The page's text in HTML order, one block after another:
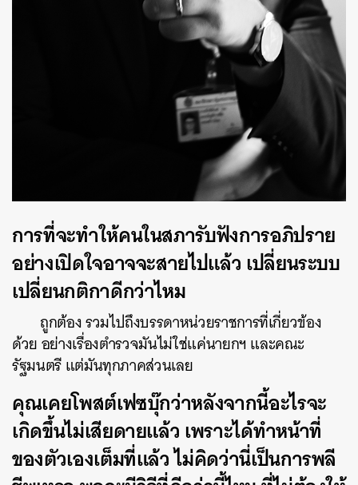
การที่จะทำให้คนในสภารับฟังการอภิปราย
อย่างเปิดใจอาจจะสายไปแล้ว เปลี่ยนระบบ
เปลี่ยนกติกาดีกว่าไหม
ถูกต้อง รวมไปถึงบรรดาหน่วยราชการที่เกี่ยวข้อง
ด้วย อย่างเรื่องตำรวจมันไม่ใช่แค่นายกฯ และคณะ
รัฐมนตรี แต่มันทุกภาคส่วนเลย
คุณเคยโพสต์เฟซบุ๊กว่าหลังจากนี้อะไรจะ
เกิดขึ้นไม่เสียดายแล้ว เพราะได้ทำหน้าที่
ของตัวเองเต็มที่แล้ว ไม่คิดว่านี่เป็นการพลี